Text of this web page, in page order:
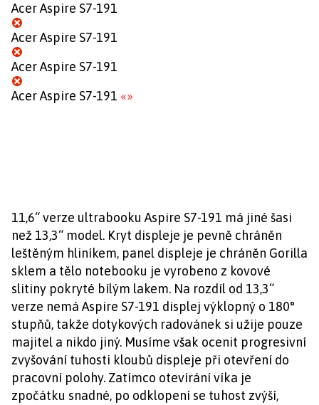
Acer Aspire S7-191
Acer Aspire S7-191
Acer Aspire S7-191
Acer Aspire S7-191 «»
11,6“ verze ultrabooku Aspire S7-191 má jiné šasi
než 13,3“ model. Kryt displeje je pevně chráněn
leštěným hliníkem, panel displeje je chráněn Gorilla
sklem a tělo notebooku je vyrobeno z kovové
slitiny pokryté bílým lakem. Na rozdíl od 13,3“
verze nemá Aspire S7-191 displej výklopný o 180°
stupňů, takže dotykových radovánek si užije pouze
majitel a nikdo jiný. Musíme však ocenit progresivní
zvyšování tuhosti kloubů displeje při otevření do
pracovní polohy. Zatímco otevírání víka je
zpočátku snadné, po odklopení se tuhost zvýší,